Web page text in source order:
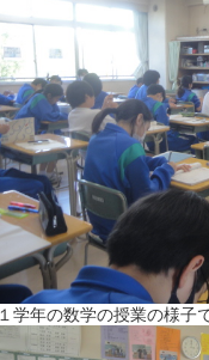
１学年の数学の授業の様子